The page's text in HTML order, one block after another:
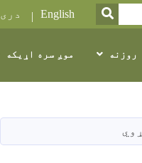
SEARCH
English دری
روزنه موږ سره اړیکه